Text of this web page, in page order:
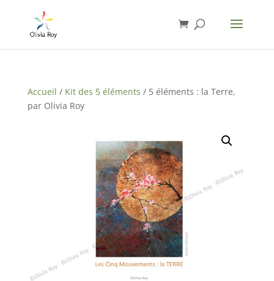
Accueil / Kit des 5 éléments / 5 éléments : la Terre,
par Olivia Roy